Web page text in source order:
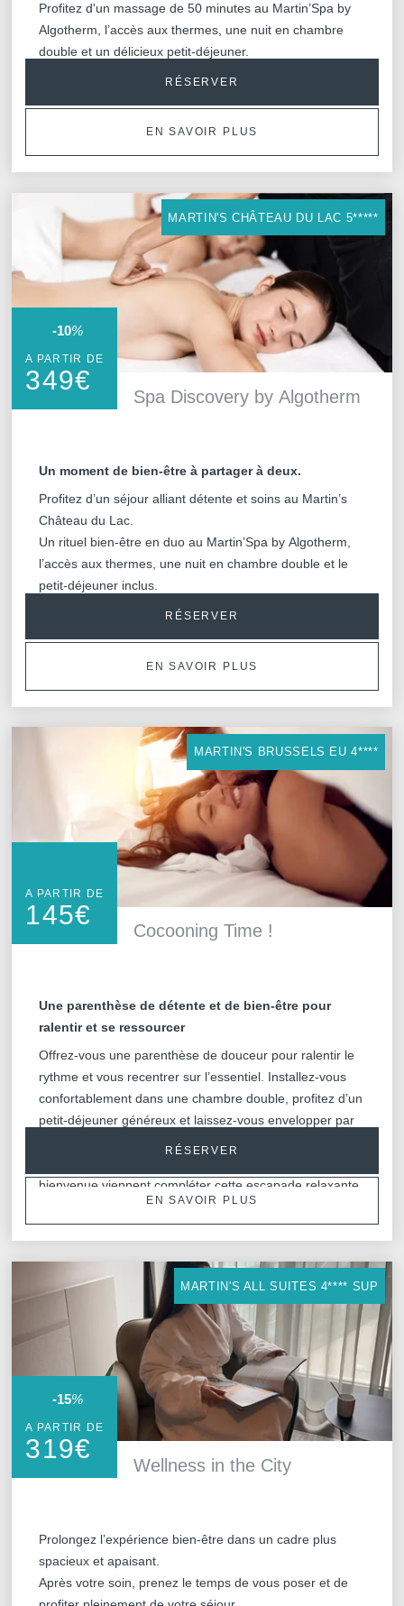
Profitez d'un massage de 50 minutes au Martin’Spa by
Algotherm, l’accès aux thermes, une nuit en chambre
double et un délicieux petit-déjeuner.
RÉSERVER
EN SAVOIR PLUS
Spa Discovery by Algotherm
A PARTIR DE
349€
-10%
MARTIN'S CHÂTEAU DU LAC 5*****
Un moment de bien-être à partager à deux.
Profitez d’un séjour alliant détente et soins au Martin’s
Château du Lac.
Un rituel bien-être en duo au Martin’Spa by Algotherm,
l’accès aux thermes, une nuit en chambre double et le
petit-déjeuner inclus.
RÉSERVER
EN SAVOIR PLUS
Cocooning Time !
A PARTIR DE
145€
MARTIN'S BRUSSELS EU 4****
Une parenthèse de détente et de bien-être pour
ralentir et se ressourcer
Offrez-vous une parenthèse de douceur pour ralentir le
rythme et vous recentrer sur l’essentiel. Installez-vous
confortablement dans une chambre double, profitez d’un
petit-déjeuner généreux et laissez-vous envelopper par
une attention bien-être avec votre coffret Nuxe en
bienvenue viennent compléter cette escapade relaxante,
sans oublier le luxe ultime : prendre son temps, jusqu’au
départ tardif.
RÉSERVER
EN SAVOIR PLUS
Wellness in the City
A PARTIR DE
319€
-15%
MARTIN'S ALL SUITES 4**** SUP
Prolongez l’expérience bien-être dans un cadre plus
spacieux et apaisant.
Après votre soin, prenez le temps de vous poser et de